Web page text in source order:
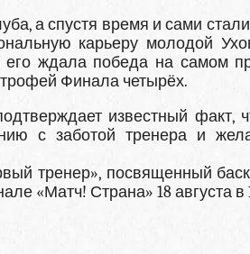
а спустя время и сами
карьеру молодой
ждала победа на самом
Финала четырёх.
известный факт,
с заботой тренера и
тренер», посвященный
«Матч! Страна» 18 августа в